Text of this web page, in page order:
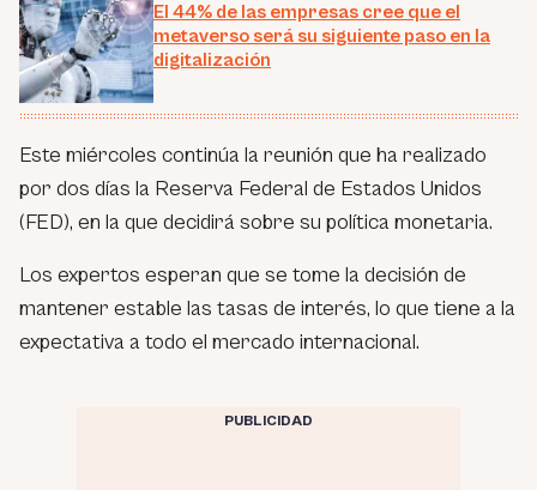
El 44% de las empresas cree que el
metaverso será su siguiente paso en la
digitalización
Este miércoles continúa la reunión que ha realizado
por dos días la Reserva Federal de Estados Unidos
(FED), en la que decidirá sobre su política monetaria.
Los expertos esperan que se tome la decisión de
mantener estable las tasas de interés, lo que tiene a la
expectativa a todo el mercado internacional.
PUBLICIDAD